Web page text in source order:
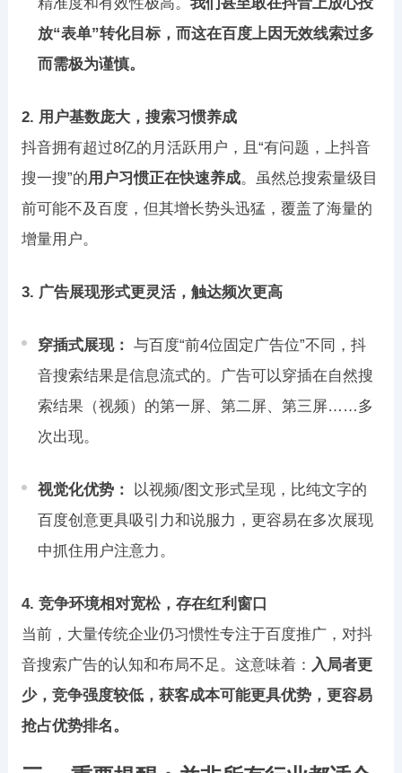
放“表单”转化目标，而这在百度上因无效线索过多
而需极为谨慎。
2. 用户基数庞大，搜索习惯养成
抖音拥有超过8亿的月活跃用户，且“有问题，上抖音
搜一搜”的用户习惯正在快速养成。虽然总搜索量级目
前可能不及百度，但其增长势头迅猛，覆盖了海量的
增量用户。
3. 广告展现形式更灵活，触达频次更高
穿插式展现： 与百度“前4位固定广告位”不同，抖
音搜索结果是信息流式的。广告可以穿插在自然搜
索结果（视频）的第一屏、第二屏、第三屏……多
次出现。
视觉化优势：
以视频/图文形式呈现，比纯文字的
百度创意更具吸引力和说服力，更容易在多次展现
中抓住用户注意力。
4. 竞争环境相对宽松，存在红利窗口
当前，大量传统企业仍习惯性专注于百度推广，对抖
音搜索广告的认知和布局不足。这意味着： 入局者更
少，竞争强度较低，获客成本可能更具优势，更容易
抢占优势排名。